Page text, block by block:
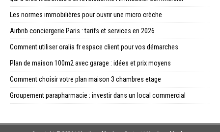
Les normes immobilières pour ouvrir une micro crèche
Airbnb conciergerie Paris : tarifs et services en 2026
Comment utiliser oralia fr espace client pour vos démarches
Plan de maison 100m2 avec garage : idées et prix moyens
Comment choisir votre plan maison 3 chambres etage
Groupement parapharmacie : investir dans un local commercial